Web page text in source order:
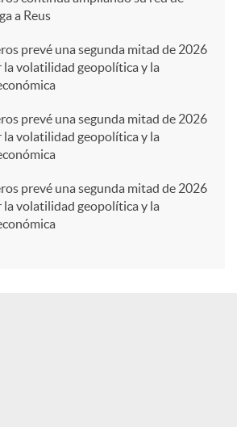
a Reus
prevé una segunda mitad de 2026
la volatilidad geopolítica y la
prevé una segunda mitad de 2026
la volatilidad geopolítica y la
prevé una segunda mitad de 2026
la volatilidad geopolítica y la